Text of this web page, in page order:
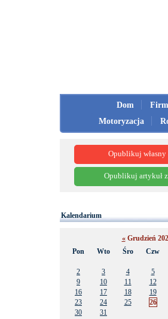
Dom
Motoryzacja
Opublikuj własny
Opublikuj artykuł
Kalendarium
«Grudzień
Pon
Wto Śro Czw
2
3 4 5
9
10 11 12
16
17 18 19
23
24 25 26
30
31